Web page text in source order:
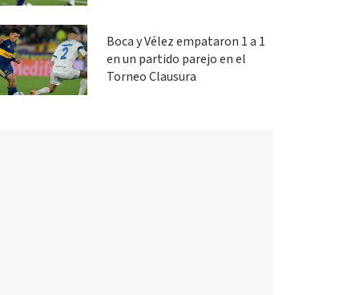
Boca y Vélez empataron 1 a 1
en un partido parejo en el
Torneo Clausura